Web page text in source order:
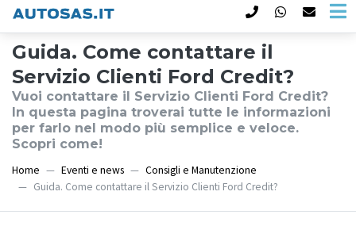
Guida. Come contattare il
Servizio Clienti Ford Credit?
Vuoi contattare il Servizio Clienti Ford Credit?
In questa pagina troverai tutte le informazioni
per farlo nel modo più semplice e veloce.
Scopri come!
Home Eventi e news
Consigli e Manutenzione
Guida. Come contattare il Servizio Clienti Ford Credit?